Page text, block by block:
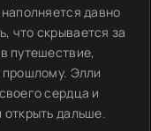
давно
что скрывается за
путешествие,
прошлому. Элли
сердца и
дальше.